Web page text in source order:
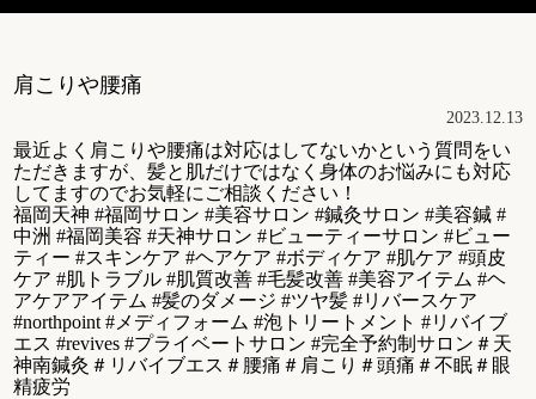
肩こりや腰痛
2023.12.13
最近よく肩こりや腰痛は対応はしてないかという質問をい
ただきますが、髪と肌だけではなく身体のお悩みにも対応
してますのでお気軽にご相談ください！
福岡天神 #福岡サロン #美容サロン #鍼灸サロン #美容鍼 #
中洲 #福岡美容 #天神サロン #ビューティーサロン #ビュー
ティー #スキンケア #ヘアケア #ボディケア #肌ケア #頭皮
ケア #肌トラブル #肌質改善 #毛髪改善 #美容アイテム #ヘ
アケアアイテム #髪のダメージ #ツヤ髪 #リバースケア
#northpoint #メディフォーム #泡トリートメント #リバイブ
エス #revives #プライベートサロン #完全予約制サロン＃天
神南鍼灸＃リバイブエス＃腰痛＃肩こり＃頭痛＃不眠＃眼
精疲労